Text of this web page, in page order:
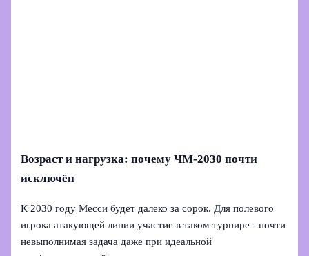
Возраст и нагрузка: почему ЧМ‑2030 почти
исключён
К 2030 году Месси будет далеко за сорок. Для полевого
игрока атакующей линии участие в таком турнире - почти
невыполнимая задача даже при идеальной